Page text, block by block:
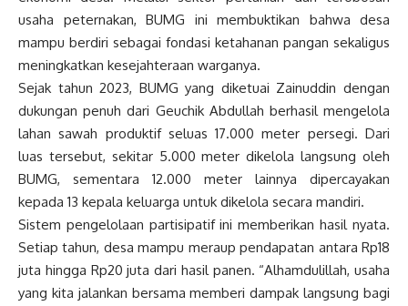
usaha peternakan, BUMG ini membuktikan bahwa desa
mampu berdiri sebagai fondasi ketahanan pangan sekaligus
meningkatkan kesejahteraan warganya.
Sejak tahun 2023, BUMG yang diketuai Zainuddin dengan
dukungan penuh dari Geuchik Abdullah berhasil mengelola
lahan sawah produktif seluas 17.000 meter persegi. Dari
luas tersebut, sekitar 5.000 meter dikelola langsung oleh
BUMG, sementara 12.000 meter lainnya dipercayakan
kepada 13 kepala keluarga untuk dikelola secara mandiri.
Sistem pengelolaan partisipatif ini memberikan hasil nyata.
Setiap tahun, desa mampu meraup pendapatan antara Rp18
juta hingga Rp20 juta dari hasil panen. “Alhamdulillah, usaha
yang kita jalankan bersama memberi dampak langsung bagi